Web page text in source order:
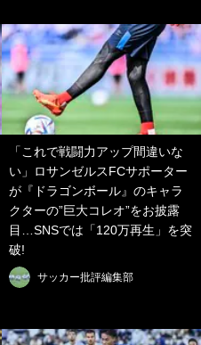
「これで戦闘力アップ間違いな
い」ロサンゼルスFCサポーター
が『ドラゴンボール』のキャラ
クターの”巨大コレオ”をお披露
目…SNSでは「120万再生」を突
破!
サッカー批評編集部